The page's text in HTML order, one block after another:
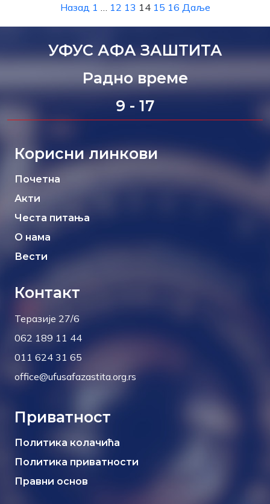
Назад 1 12 13 14 15 16 Даље
УФУС АФА ЗАШТИТА
Радно време
9 - 17
Корисни линкови
Почетна
Акти
Честа питања
О нама
Вести
Контакт
Теразије 27/6
062 189 11 44
011 624 31 65
office@ufusafazastita.org.rs
Приватност
Политика колачића
Политика приватности
Правни основ